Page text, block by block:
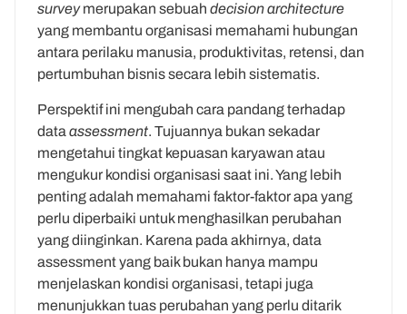
surveymerupakan sebuah decision architecture
yang membantu organisasi memahami hubungan
antara perilaku manusia, produktivitas, retensi, dan
pertumbuhan bisnis secara lebih sistematis.
Perspektif ini mengubah cara pandang terhadap
data assessment. Tujuannya bukan sekadar
mengetahui tingkat kepuasan karyawan atau
mengukur kondisi organisasi saat ini. Yang lebih
penting adalah memahami faktor-faktor apa yang
perlu diperbaiki untuk menghasilkan perubahan
yang diinginkan. Karena pada akhirnya, data
assessment yang baik bukan hanya mampu
menjelaskan kondisi organisasi, tetapi juga
menunjukkan tuas perubahan yang perlu ditarik